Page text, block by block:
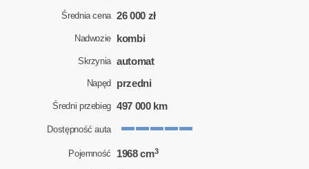
Średnia cena 26 000 zł
Nadwozie kombi
Skrzynia automat
Napęd przedni
Średni przebieg 497 000 km
Dostępność auta
Pojemność 1968 cm3